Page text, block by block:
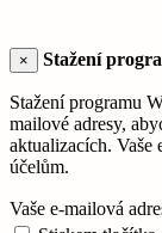
× Stažení
Stažení programu
mailové adresy,
aktualizacích. Vaše
účelům.
Vaše e-mailová